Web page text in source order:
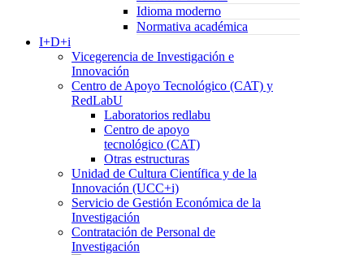
Idioma moderno
Normativa académica
I+D+i
Vicegerencia de Investigación e
Innovación
Centro de Apoyo Tecnológico (CAT) y
RedLabU
Laboratorios redlabu
Centro de apoyo
tecnológico (CAT)
Otras estructuras
Unidad de Cultura Científica y de la
Innovación (UCC+i)
Servicio de Gestión Económica de la
Investigación
Contratación de Personal de
Investigación